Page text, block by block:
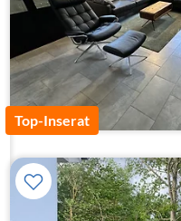
Top-Inserat